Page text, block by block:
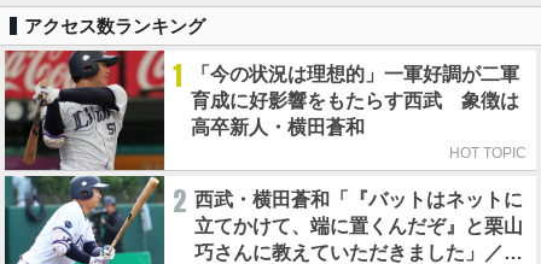
アクセス数ランキング
1
「今の状況は理想的」一軍好調が二軍
育成に好影響をもたらす西武 象徴は
高卒新人・横田蒼和
HOT TOPIC
2 西武・横田蒼和「『バットはネットに
立てかけて、端に置くんだぞ』と栗山
巧さんに教えていただきました」／憧